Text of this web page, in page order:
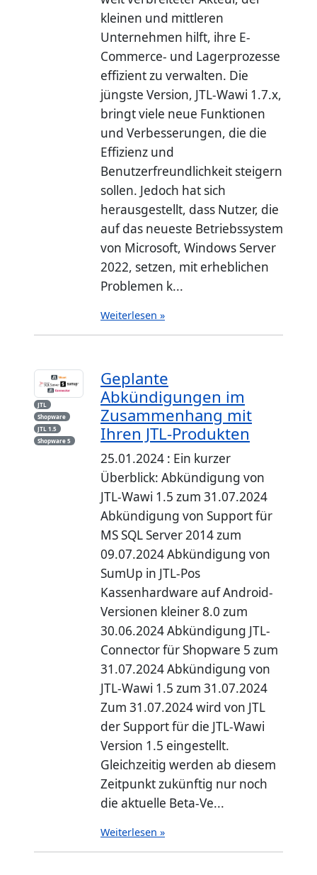
kleinen und mittleren
Unternehmen hilft, ihre E-
Commerce- und Lagerprozesse
effizient zu verwalten. Die
jüngste Version, JTL-Wawi 1.7.x,
bringt viele neue Funktionen
und Verbesserungen, die die
Effizienz und
Benutzerfreundlichkeit steigern
sollen. Jedoch hat sich
herausgestellt, dass Nutzer, die
auf das neueste Betriebssystem
von Microsoft, Windows Server
2022, setzen, mit erheblichen
Problemen k...
Weiterlesen »
JTL
Shopware
JTL 1.5
Shopware 5
Geplante
Abkündigungen im
Zusammenhang mit
Ihren JTL-Produkten
25.01.2024 : Ein kurzer
Überblick: Abkündigung von
JTL-Wawi 1.5 zum 31.07.2024
Abkündigung von Support für
MS SQL Server 2014 zum
09.07.2024 Abkündigung von
SumUp in JTL-Pos
Kassenhardware auf Android-
Versionen kleiner 8.0 zum
30.06.2024 Abkündigung JTL-
Connector für Shopware 5 zum
31.07.2024 Abkündigung von
JTL-Wawi 1.5 zum 31.07.2024
Zum 31.07.2024 wird von JTL
der Support für die JTL-Wawi
Version 1.5 eingestellt.
Gleichzeitig werden ab diesem
Zeitpunkt zukünftig nur noch
die aktuelle Beta-Ve...
Weiterlesen »